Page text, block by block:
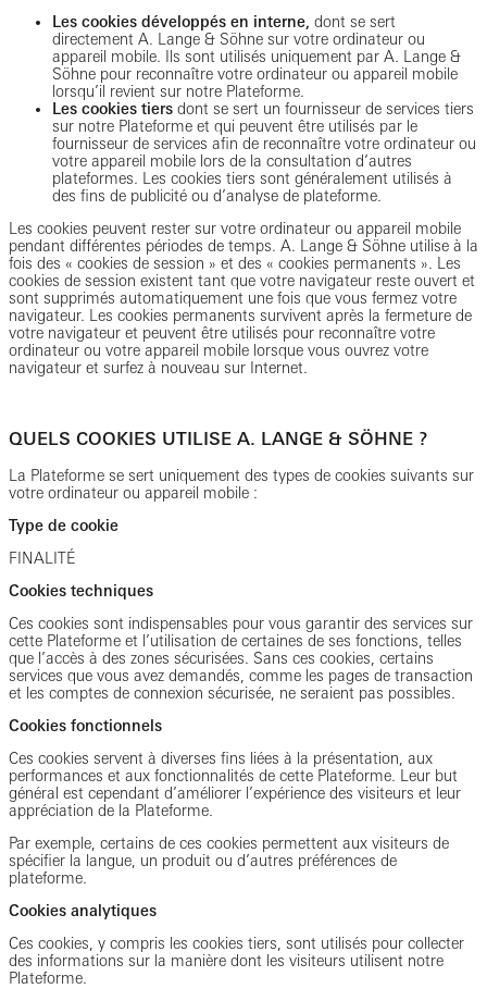
Les cookies développés en interne, dont se sert
directement A. Lange & Söhne sur votre ordinateur ou
appareil mobile. Ils sont utilisés uniquement par A. Lange &
Söhne pour reconnaître votre ordinateur ou appareil mobile
lorsqu’il revient sur notre Plateforme.
Les cookies tiers dont se sert un fournisseur de services tiers
sur notre Plateforme et qui peuvent être utilisés par le
fournisseur de services afin de reconnaître votre ordinateur ou
votre appareil mobile lors de la consultation d’autres
plateformes. Les cookies tiers sont généralement utilisés à
des fins de publicité ou d’analyse de plateforme.
Les cookies peuvent rester sur votre ordinateur ou appareil mobile
pendant différentes périodes de temps. A. Lange & Söhne utilise à la
fois des « cookies de session » et des « cookies permanents ». Les
cookies de session existent tant que votre navigateur reste ouvert et
sont supprimés automatiquement une fois que vous fermez votre
navigateur. Les cookies permanents survivent après la fermeture de
votre navigateur et peuvent être utilisés pour reconnaître votre
ordinateur ou votre appareil mobile lorsque vous ouvrez votre
navigateur et surfez à nouveau sur Internet.
QUELS COOKIES UTILISE A. LANGE & SÖHNE ?
La Plateforme se sert uniquement des types de cookies suivants sur
votre ordinateur ou appareil mobile :
Type de cookie
FINALITÉ
Cookies techniques
Ces cookies sont indispensables pour vous garantir des services sur
cette Plateforme et l’utilisation de certaines de ses fonctions, telles
que l’accès à des zones sécurisées. Sans ces cookies, certains
services que vous avez demandés, comme les pages de transaction
et les comptes de connexion sécurisée, ne seraient pas possibles.
Cookies fonctionnels
Ces cookies servent à diverses fins liées à la présentation, aux
performances et aux fonctionnalités de cette Plateforme. Leur but
général est cependant d’améliorer l’expérience des visiteurs et leur
appréciation de la Plateforme.
Par exemple, certains de ces cookies permettent aux visiteurs de
spécifier la langue, un produit ou d’autres préférences de
plateforme.
Cookies analytiques
Ces cookies, y compris les cookies tiers, sont utilisés pour collecter
des informations sur la manière dont les visiteurs utilisent notre
Plateforme.